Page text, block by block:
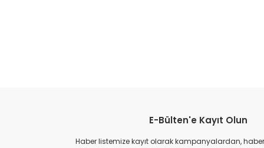
Ürün resmi kalitesiz, bozuk veya görüntülenemiyor.
Ürün açıklamasında eksik bilgiler bulunuyor.
E-Bülten'e Kayıt Olun
Haber listemize kayıt olarak kampanyalardan,